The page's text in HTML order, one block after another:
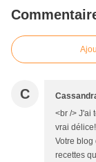
C
<br /> J'ai
vrai
Votre blog
recettes